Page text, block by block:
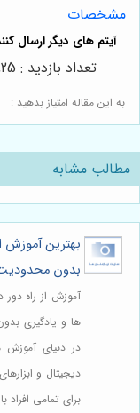
مشخصات
به این مقاله امتیاز بدهید :
تعداد بازدید : 825
مطالب مشابه
بهترین آموزش
بدون محدودیت
آموزش از راه دور
ها و یادگیری
در دنیای
دیجیتال و
برای تمامی